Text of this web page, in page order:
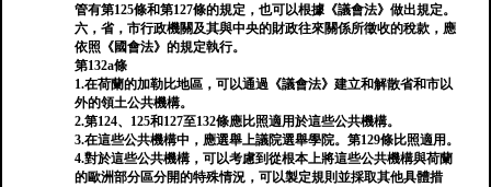
管有第125條和第127條的規定，也可以根據《議會法》做出規定。
六，省，市行政機關及其與中央的財政往來關係所徵收的稅款，應
依照《國會法》的規定執行。
第132a條
1.在荷蘭的加勒比地區，可以通過《議會法》建立和解散省和市以
外的領土公共機構。
2.第124、125和127至132條應比照適用於這些公共機構。
3.在這些公共機構中，應選舉上議院選舉學院。第129條比照適用。
4.對於這些公共機構，可以考慮到從根本上將這些公共機構與荷蘭
的歐洲部分區分開的特殊情況，可以製定規則並採取其他具體措